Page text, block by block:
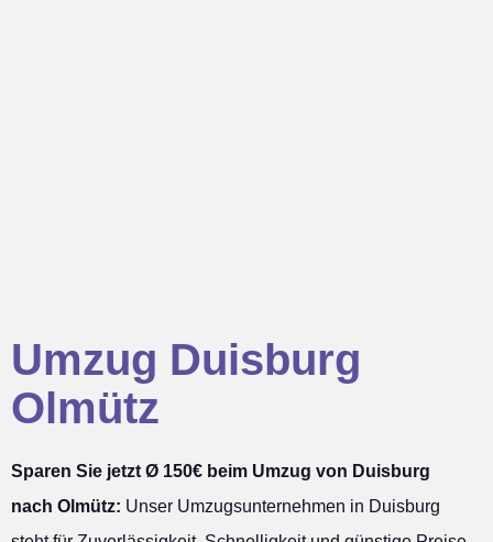
Umzug Duisburg
Olmütz
Sparen Sie jetzt Ø 150€ beim Umzug von Duisburg
nach Olmütz: Unser Umzugsunternehmen in Duisburg